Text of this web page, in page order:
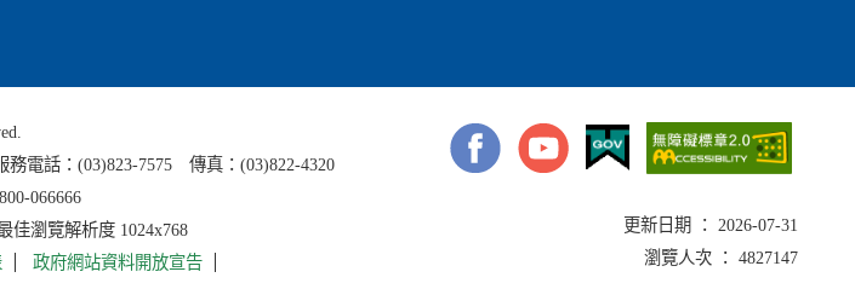
電話：(03)823-7575 傳真：(03)822-4320
066666
佳瀏覽解析度 1024x768
政府網站資料開放宣告
更新日期 ： 2026-07-31
瀏覽人次 ： 4827147